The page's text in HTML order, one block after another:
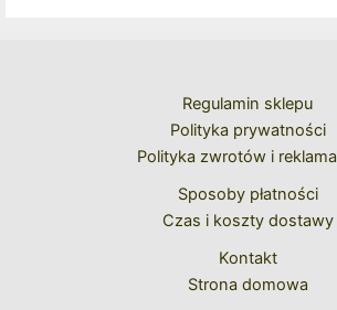
Regulamin sklepu
Polityka prywatności
Polityka zwrotów i
Sposoby płatności
Czas i koszty dostawy
Kontakt
Strona domowa